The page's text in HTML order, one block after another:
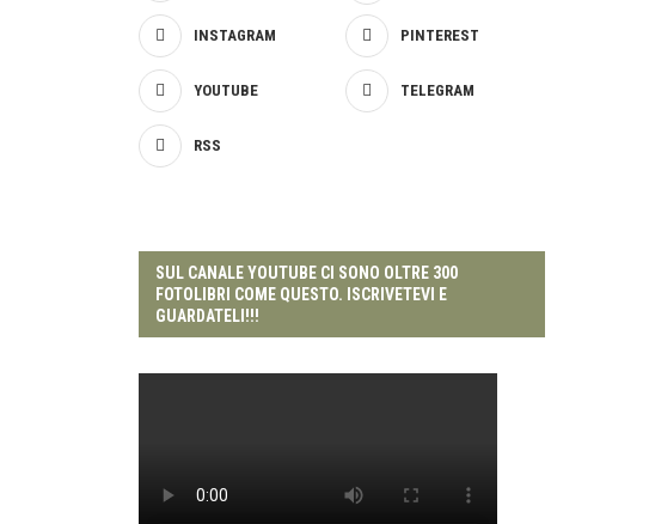
INSTAGRAM PINTEREST
YOUTUBE TELEGRAM
RSS
SUL CANALE YOUTUBE CI SONO OLTRE 300
FOTOLIBRI COME QUESTO. ISCRIVETEVI E
GUARDATELI!!!